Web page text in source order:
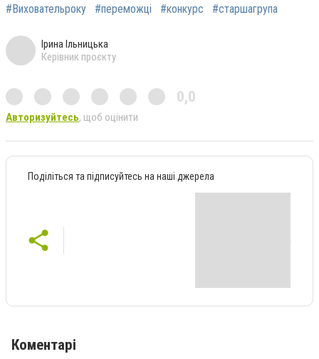
#Виховательроку
#переможці #конкурс #старшагрупа
Ірина Ільницька
Керівник проєкту
0,0
Авторизуйтесь, щоб оцінити
Поділіться та підписуйтесь на наші джерела
Коментарі